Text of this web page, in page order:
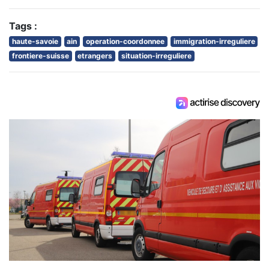
Tags :
haute-savoie ain operation-coordonnee
immigration-irreguliere
frontiere-suisse
etrangers situation-irreguliere